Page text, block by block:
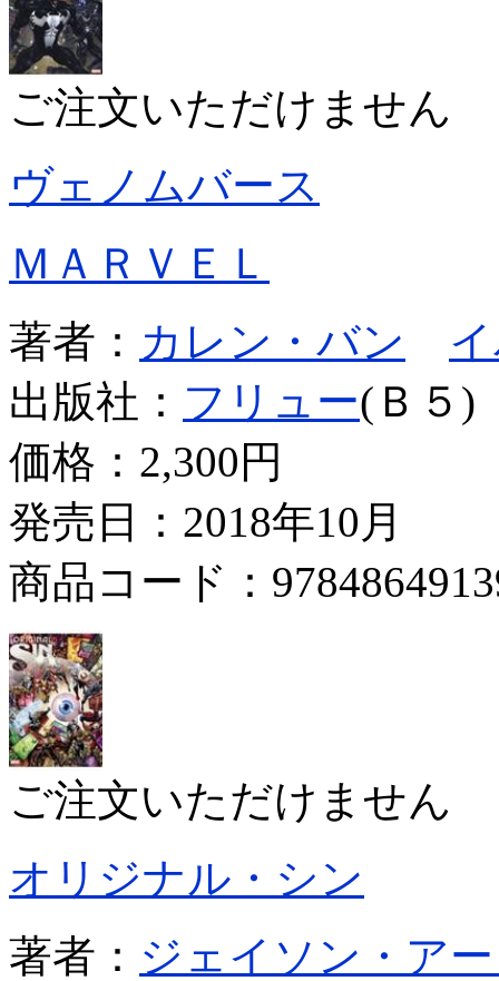
ご注文いただけません
ヴェノムバース
ＭＡＲＶＥＬ
著者： カレン・バン
出版社： フリュー(Ｂ５)
価格： 2,300円
発売日：2018年10月
商品コード：
ご注文いただけません
オリジナル・シン
著者： ジェイソン・ア